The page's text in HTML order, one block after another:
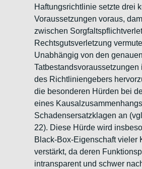
Haftungsrichtlinie setzte drei
Voraussetzungen voraus,
zwischen
Rechtsgutsverletzung
Unabhängig von den genauen
Tatbestandsvoraussetzungen
des Richtliniengebers
die besonderen Hürden bei
eines
Schadensersatzklagen an
22). Diese Hürde wird
Black-Box-Eigenschaft vieler
verstärkt, da deren
intransparent und schwer